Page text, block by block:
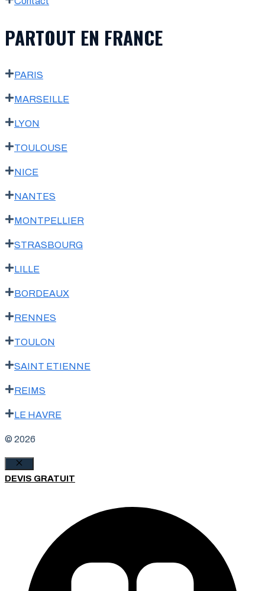
PARTOUT EN FRANCE
PARIS
MARSEILLE
LYON
TOULOUSE
NICE
NANTES
MONTPELLIER
STRASBOURG
LILLE
BORDEAUX
RENNES
TOULON
SAINT ETIENNE
REIMS
LE HAVRE
© 2026
Fermer
DEVIS GRATUIT